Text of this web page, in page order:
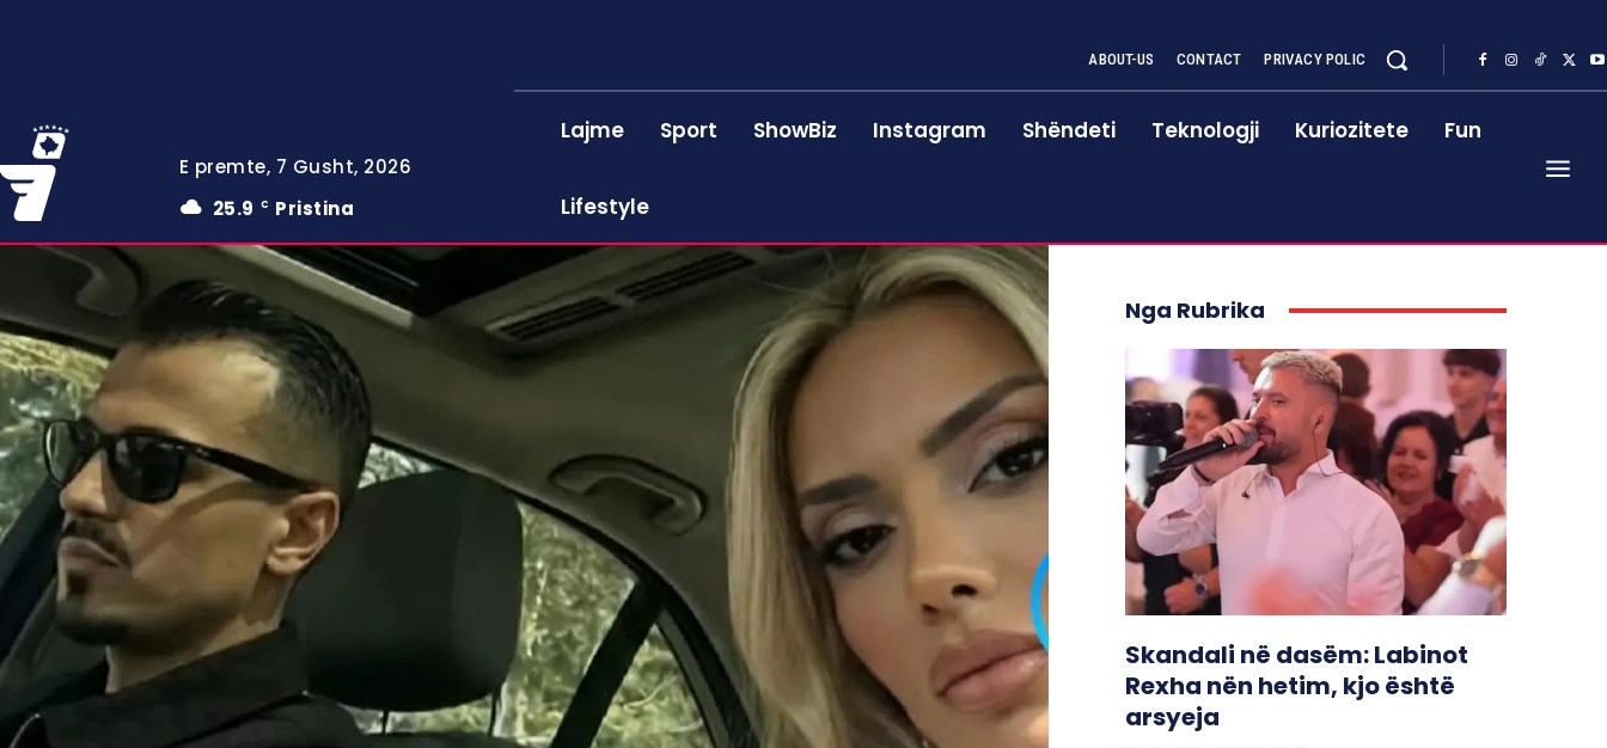
E premte, 7 Gusht, 2026
25.9
C Pristina
ABOUT-US CONTACT PRIVACY POLIC
Lajme Sport ShowBiz Instagram Shëndeti Teknologji Kuriozitete Fun
Lifestyle
Nga Rubrika
Skandali në dasëm: Labinot
Rexha nën hetim, kjo është
arsyeja